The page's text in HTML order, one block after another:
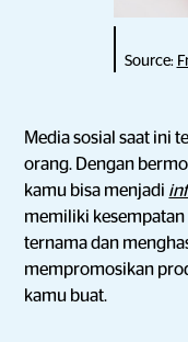
Source:
Media sosial saat ini
orang. Dengan
kamu bisa menjadi
memiliki
ternama dan
mempromosikan
kamu buat.